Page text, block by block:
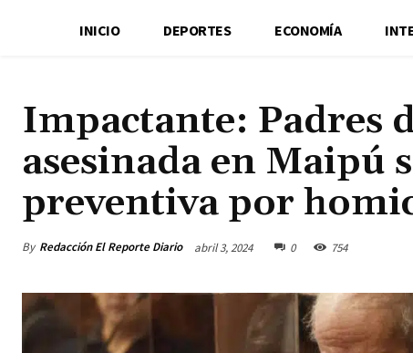
INICIO DEPORTES ECONOMÍA
Impactante: Padres
asesinada en Maipú
preventiva por
By Redacción El Reporte Diario abril 3, 2024 0 754